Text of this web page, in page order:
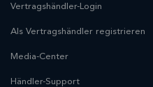
Vertragshändler-Login
Als Vertragshändler registrieren
Media-Center
Händler-Support